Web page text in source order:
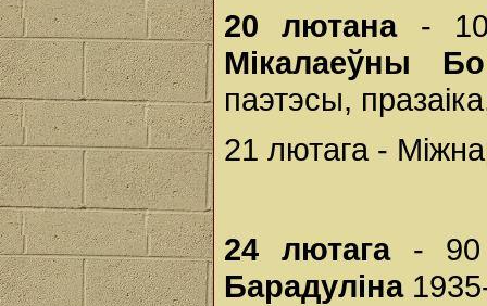
20 лютана-
Мікалаеўны
паэтэсы,
21 лютага -
24 лютага- 90
Барадуліна